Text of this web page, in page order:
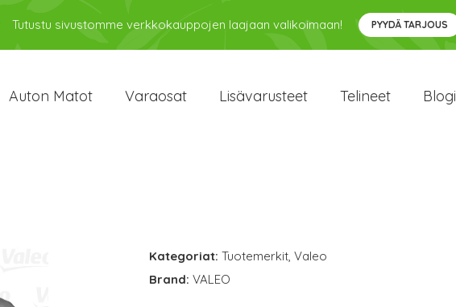
Tutustu sivustomme verkkokauppojen laajaan valikoimaan! PYYDÄ TARJOUS
Auton Matot Varaosat Lisävarusteet Telineet Blogi
Kategoriat: Tuotemerkit, Valeo
Brand: VALEO